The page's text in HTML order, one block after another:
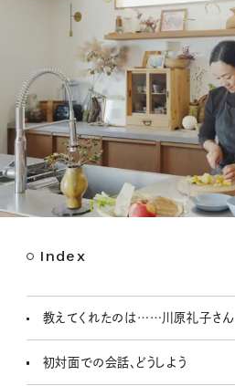
Index
教えてくれたのは……川原礼子さん
初対面での会話、どうしよう